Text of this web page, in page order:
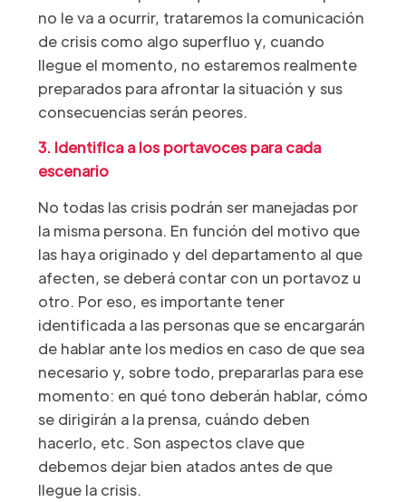
no le va a ocurrir, trataremos la comunicación
de crisis como algo superfluo y, cuando
llegue el momento, no estaremos realmente
preparados para afrontar la situación y sus
consecuencias serán peores.
3. Identifica a los portavoces para cada
escenario
No todas las crisis podrán ser manejadas por
la misma persona. En función del motivo que
las haya originado y del departamento al que
afecten, se deberá contar con un portavoz u
otro. Por eso, es importante tener
identificada a las personas que se encargarán
de hablar ante los medios en caso de que sea
necesario y, sobre todo, prepararlas para ese
momento: en qué tono deberán hablar, cómo
se dirigirán a la prensa, cuándo deben
hacerlo, etc. Son aspectos clave que
debemos dejar bien atados antes de que
llegue la crisis.